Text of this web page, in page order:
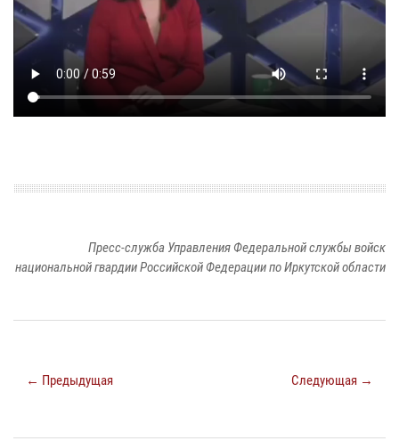
Пресс-служба Управления Федеральной службы войск
национальной гвардии Российской Федерации по Иркутской области
← Предыдущая Следующая →